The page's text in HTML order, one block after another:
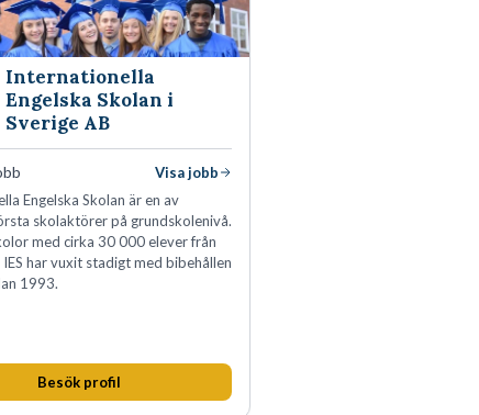
Internationella
Engelska Skolan i
Sverige AB
Visa jobb
Engelska Skolan är en av
skolaktörer på grundskolenivå.
med cirka 30 000 elever från
har vuxit stadigt med bibehållen
1993.
Besök profil